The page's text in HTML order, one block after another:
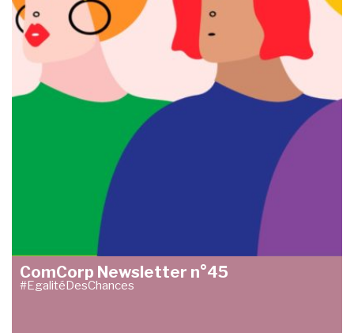
ComCorp Newsletter n°45
#EgalitéDesChances